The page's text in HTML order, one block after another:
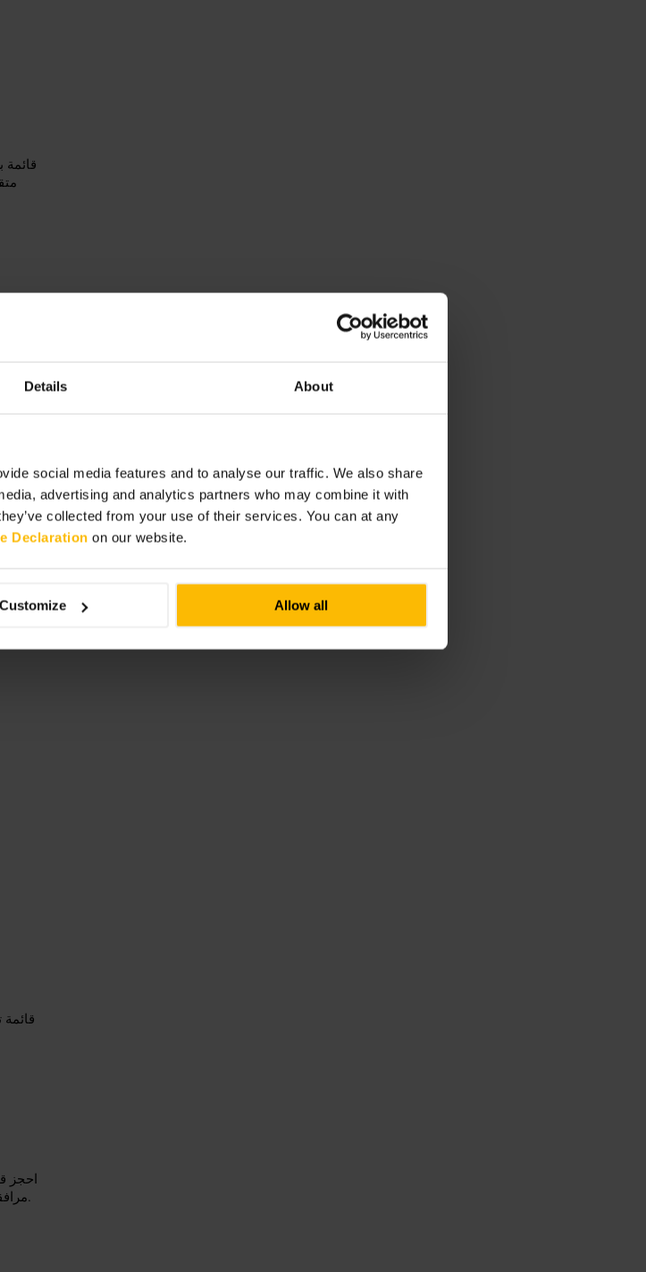
Details About
social media features and to analyse our traffic. We also share
advertising and analytics partners who may combine it with
collected from your use of their services. You can at any
Declaration on our website.
Customize Allow all
احجز
مرافقة النبيذ عند الحجز. ارتدِ ملابس ذكية بسيطة، واحسب وقتاً كافياً للاستمتاع بالقائمة دون استعجال.